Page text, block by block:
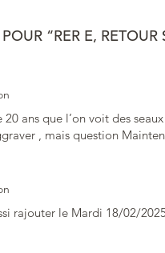
“RER E,
ans que l’on voit des
, mais question
rajouter le Mardi 18/02/